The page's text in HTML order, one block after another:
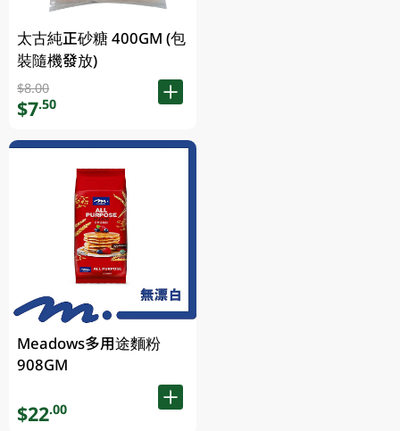
太古純正砂糖 400GM (包
裝隨機發放)
$8.00
$7.50
Meadows多用途麵粉
908GM
$22.00